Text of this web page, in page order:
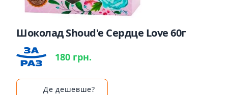
Шоколад Shoud'e Сердце Love 60г
180 грн.
Де дешевше?